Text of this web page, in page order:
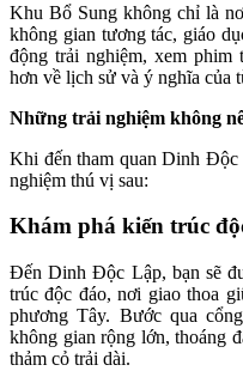
Khu Bổ Sung không chỉ là
không gian tương tác, giáo
động trải nghiệm, xem
hơn về lịch sử và ý nghĩa của
Những trải nghiệm không
Khi đến tham quan Dinh
nghiệm thú vị sau:
Khám phá kiến trúc
Đến Dinh Độc Lập, bạn sẽ
trúc độc đáo, nơi giao thoa
phương Tây. Bước qua
không gian rộng lớn, thoáng
thảm cỏ trải dài.